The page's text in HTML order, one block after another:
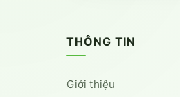
THÔNG TIN
Giới thiệu